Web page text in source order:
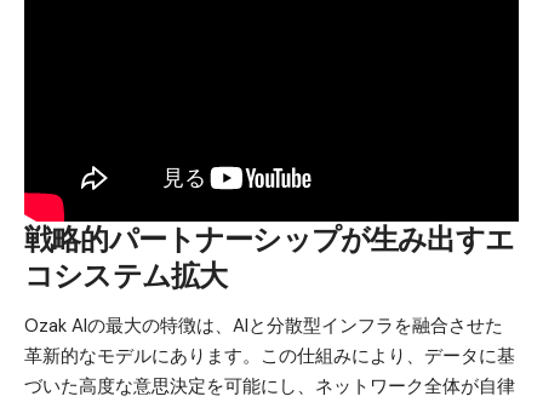
戦略的パートナーシップが生み出すエ
コシステム拡大
Ozak AIの最大の特徴は、AIと分散型インフラを融合させた
革新的なモデルにあります。この仕組みにより、データに基
づいた高度な意思決定を可能にし、ネットワーク全体が自律